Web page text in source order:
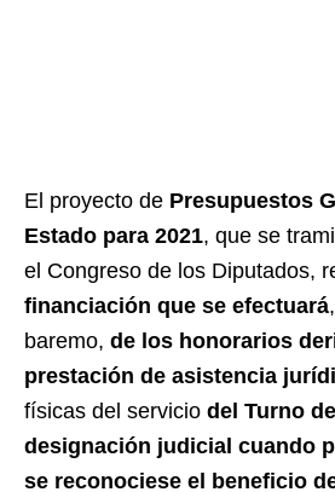
El proyecto de Presupuestos
Estado para 2021, que se
el Congreso de los Diputados,
financiación que se efectuará
baremo, de los honorarios
prestación de asistencia
físicas del servicio del Turno
designación judicial cuando
se reconociese el beneficio